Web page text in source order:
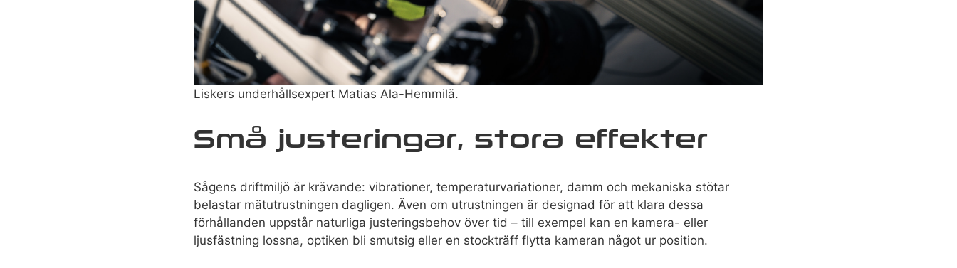
Liskers underhållsexpert Matias Ala-Hemmilä.
Små justeringar, stora effekter
Sågens driftmiljö är krävande: vibrationer, temperaturvariationer, damm och mekaniska stötar
belastar mätutrustningen dagligen. Även om utrustningen är designad för att klara dessa
förhållanden uppstår naturliga justeringsbehov över tid – till exempel kan en kamera- eller
ljusfästning lossna, optiken bli smutsig eller en stockträff flytta kameran något ur position.